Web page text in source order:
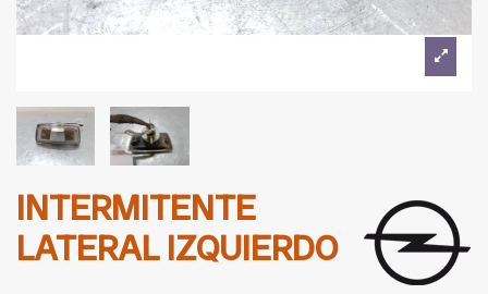
INTERMITENTE
LATERAL IZQUIERDO